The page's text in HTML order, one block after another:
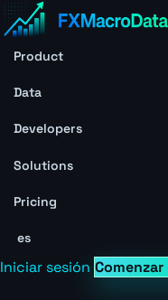
Product
Data
Developers
Solutions
Pricing
es
Iniciar sesión